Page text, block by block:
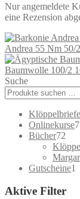
Nur angemeldete
eine Rezension
Andrea 55 Nm 50/
Baumwolle 100/2
Suche
Onlinekurse77
Bücher72
Gutscheine1
Aktive Filter